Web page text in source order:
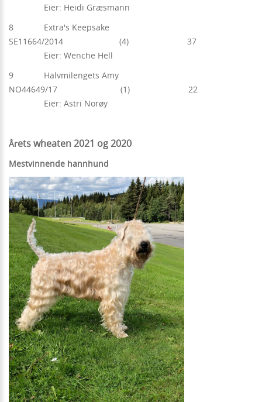
Eier: Heidi Græsmann
8 Extra's Keepsake
SE11664/2014 (4) 37
Eier: Wenche Hell
9 Halvmilengets Amy
NO44649/17 (1) 22
Eier: Astri Norøy
Årets wheaten 2021 og 2020
Mestvinnende hannhund